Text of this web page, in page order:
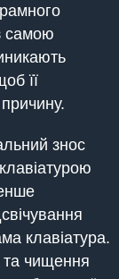
самою
її
знос
клавіатура.
та чищення